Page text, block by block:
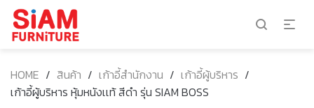
HOME / สินค้า / เก้าอี้สำนักงาน / เก้าอี้ผู้บริหาร /
เก้าอี้ผู้บริหาร หุ้มหนังเเท้ สีดำ รุ่น SIAM BOSS